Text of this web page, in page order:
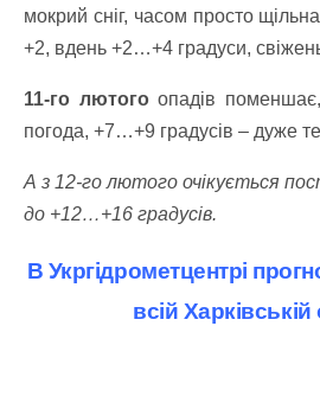
мокрий сніг, часом просто
+2, вдень +2…+4 градуси,
11-го лютогоопадів
погода, +7…+9 градусів – дуже
А з 12-го лютого очікується
до +12…+16 градусів.
В Укргідрометцентрі
всій Харківській